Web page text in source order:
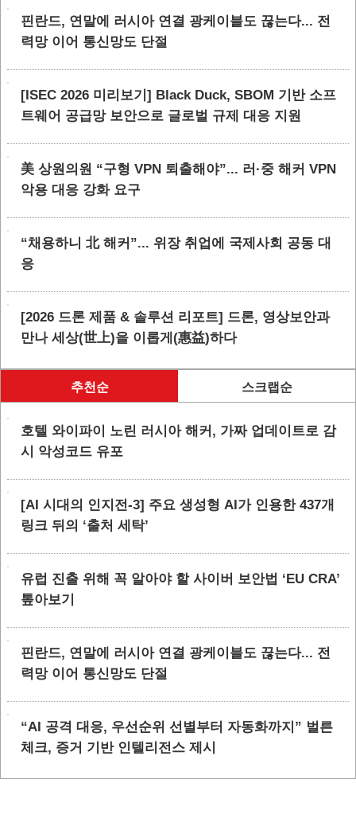
핀란드, 연말에 러시아 연결 광케이블도 끊는다... 전
력망 이어 통신망도 단절
[ISEC 2026 미리보기] Black Duck, SBOM 기반 소프
트웨어 공급망 보안으로 글로벌 규제 대응 지원
美 상원의원 “구형 VPN 퇴출해야”... 러·중 해커 VPN
악용 대응 강화 요구
“채용하니 北 해커”... 위장 취업에 국제사회 공동 대
응
[2026 드론 제품 & 솔루션 리포트] 드론, 영상보안과
만나 세상(世上)을 이롭게(惠益)하다
추천순 스크랩순
호텔 와이파이 노린 러시아 해커, 가짜 업데이트로 감
시 악성코드 유포
[AI 시대의 인지전-3] 주요 생성형 AI가 인용한 437개
링크 뒤의 ‘출처 세탁’
유럽 진출 위해 꼭 알아야 할 사이버 보안법 ‘EU CRA’
톺아보기
핀란드, 연말에 러시아 연결 광케이블도 끊는다... 전
력망 이어 통신망도 단절
“AI 공격 대응, 우선순위 선별부터 자동화까지” 벌른
체크, 증거 기반 인텔리전스 제시